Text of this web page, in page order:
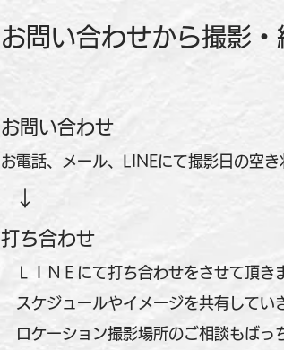
お問い合わせから撮影・
お問い合わせ
お電話、メール、LINEにて撮影日の空
↓
打ち合わせ
ＬＩＮＥにて打ち合わせをさせて頂き
スケジュールやイメージを共有してい
ロケーション撮影場所のご相談もばっ